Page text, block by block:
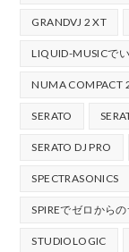
GRANDVJ 2 XT
LIQUID-MUSICで
NUMA COMPACT
SERATO
SERATO DJ PRO
SPECTRASONICS
SPIREでゼロから
STUDIOLOGIC